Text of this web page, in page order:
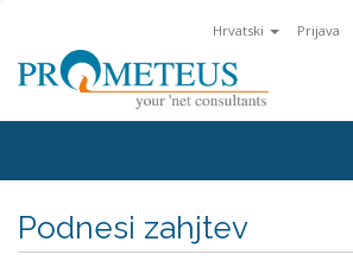
Hrvatski Prijava
Podnesi zahjtev